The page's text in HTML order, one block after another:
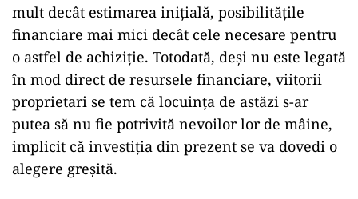
mult decât estimarea inițială, posibilitățile
financiare mai mici decât cele necesare pentru
o astfel de achiziție. Totodată, deși nu este legată
în mod direct de resursele financiare, viitorii
proprietari se tem că locuința de astăzi s-ar
putea să nu fie potrivită nevoilor lor de mâine,
implicit că investiția din prezent se va dovedi o
alegere greșită.